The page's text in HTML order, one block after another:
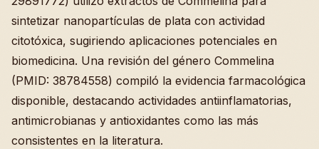
sintetizar nanopartículas de plata con actividad
citotóxica, sugiriendo aplicaciones potenciales en
biomedicina. Una revisión del género Commelina
(PMID: 38784558) compiló la evidencia farmacológica
disponible, destacando actividades antiinflamatorias,
antimicrobianas y antioxidantes como las más
consistentes en la literatura.